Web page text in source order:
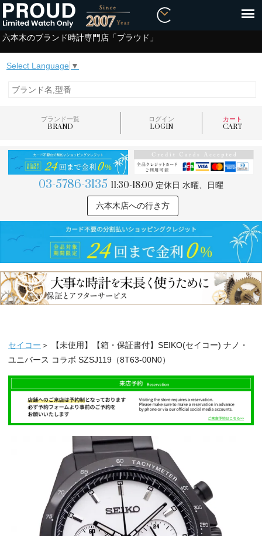
六本木のブランド時計専門店「プラウド」
Select Language ▼
ブランド一覧
BRAND
ログイン
LOGIN
カート
CART
03-5786-3135 11:30-18:00 定休日 水曜、日曜
六本木店への行き方
セイコー ＞ 【未使用】【箱・保証書付】SEIKO(セイコー) ナノ・
ユニバース コラボ SZSJ119（8T63-00N0）